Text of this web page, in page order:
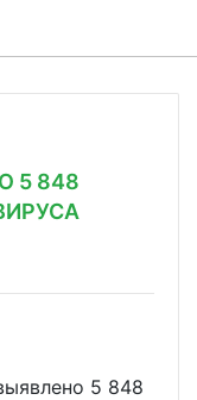
5 848
5 848